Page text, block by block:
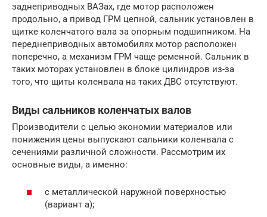
заднеприводных ВАЗах, где мотор расположен
продольно, а привод ГРМ цепной, сальник установлен в
щитке коленчатого вала за опорным подшипником. На
переднеприводных автомобилях мотор расположен
поперечно, а механизм ГРМ чаще ременной. Сальник в
таких моторах установлен в блоке цилиндров из-за
того, что щиты коленвала на таких ДВС отсутствуют.
Виды сальников коленчатых валов
Производители с целью экономии материалов или
понижения цены выпускают сальники коленвала с
сечениями различной сложности. Рассмотрим их
основные виды, а именно:
с металлической наружной поверхностью
(вариант а);